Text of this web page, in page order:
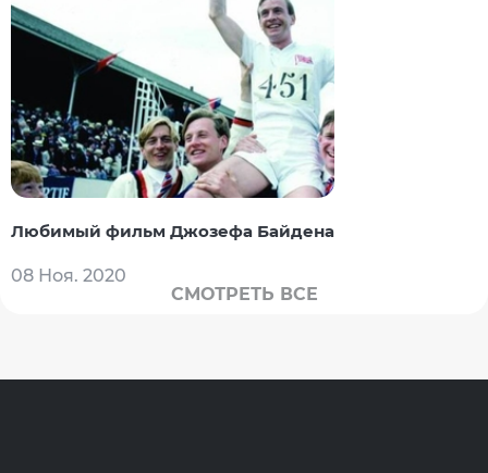
Любимый фильм Джозефа Байдена
08 Ноя. 2020
СМОТРЕТЬ ВСЕ